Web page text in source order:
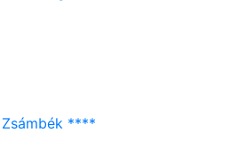
****